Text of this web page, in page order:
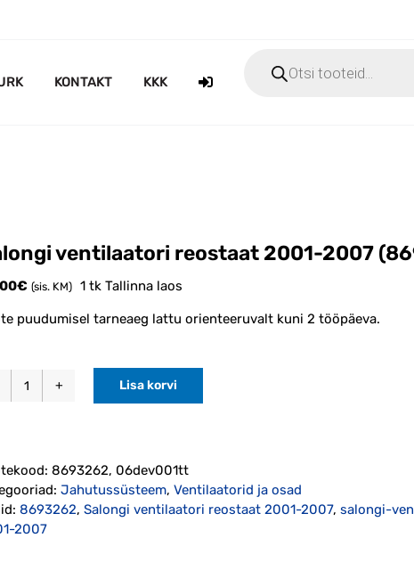
KONTAKT KKK
search
ventilaatori reostaat 2001-2007
€ (sis. KM) 1 tk Tallinna laos
puudumisel tarneaeg lattu orienteeruvalt kuni 2 tööpäeva.
Salongi
2007
(8693262)
kogus
Lisa korvi
8693262, 06dev001tt
Jahutussüsteem, Ventilaatorid ja osad
8693262, Salongi ventilaatori reostaat 2001-2007, salongi-
2007